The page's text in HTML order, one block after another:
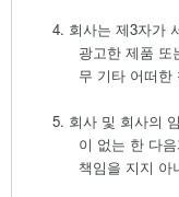
4. 회사는 제3자가
광고한 제품 또
무 기타 어떠한
5. 회사 및 회사의
이 없는 한 다
책임을 지지 아